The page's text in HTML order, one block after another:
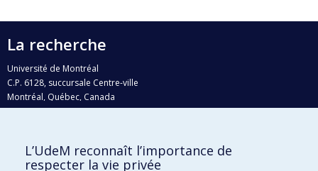
La recherche
Université de Montréal
C.P. 6128, succursale Centre-ville
Montréal, Québec, Canada
H3C 3J7
Qui fait quoi?
L’UdeM reconnaît l’importance de
respecter la vie privée